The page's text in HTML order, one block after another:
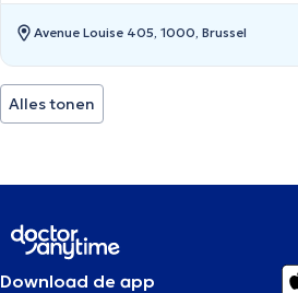
Avenue Louise 405, 1000, Brussel
Alles tonen
Download de app